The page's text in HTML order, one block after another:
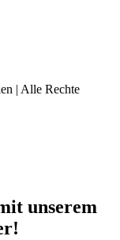
| Alle Rechte
unserem
!